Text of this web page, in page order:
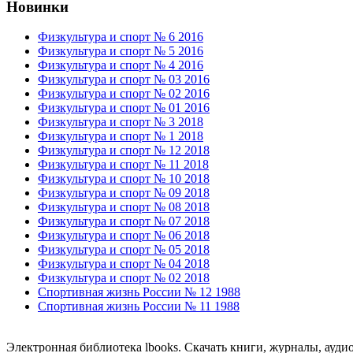
Новинки
Физкультура и спорт № 6 2016
Физкультура и спорт № 5 2016
Физкультура и спорт № 4 2016
Физкультура и спорт № 03 2016
Физкультура и спорт № 02 2016
Физкультура и спорт № 01 2016
Физкультура и спорт № 3 2018
Физкультура и спорт № 1 2018
Физкультура и спорт № 12 2018
Физкультура и спорт № 11 2018
Физкультура и спорт № 10 2018
Физкультура и спорт № 09 2018
Физкультура и спорт № 08 2018
Физкультура и спорт № 07 2018
Физкультура и спорт № 06 2018
Физкультура и спорт № 05 2018
Физкультура и спорт № 04 2018
Физкультура и спорт № 02 2018
Спортивная жизнь России № 12 1988
Спортивная жизнь России № 11 1988
Электронная библиотека lbooks. Скачать книги, журналы,